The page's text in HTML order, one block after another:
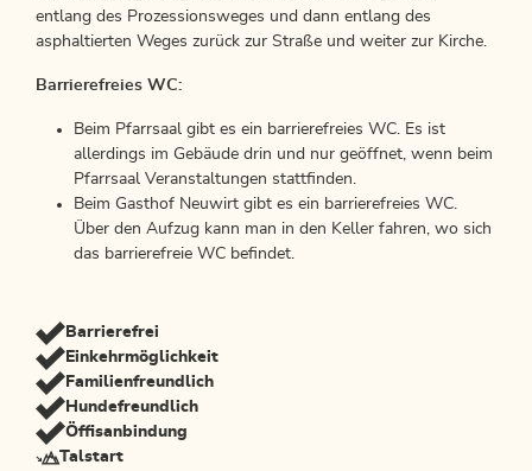
entlang des Prozessionsweges und dann entlang des
asphaltierten Weges zurück zur Straße und weiter zur Kirche.
Barrierefreies WC:
Beim Pfarrsaal gibt es ein barrierefreies WC. Es ist
allerdings im Gebäude drin und nur geöffnet, wenn beim
Pfarrsaal Veranstaltungen stattfinden.
Beim Gasthof Neuwirt gibt es ein barrierefreies WC.
Über den Aufzug kann man in den Keller fahren, wo sich
das barrierefreie WC befindet.
Barrierefrei
Einkehrmöglichkeit
Familienfreundlich
Hundefreundlich
Öffisanbindung
Talstart